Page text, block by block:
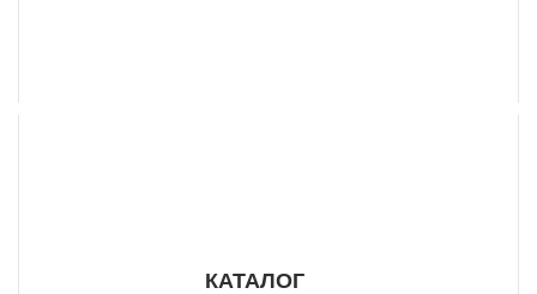
КАТАЛОГ